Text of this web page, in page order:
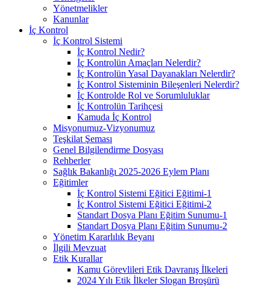
Yönetmelikler
Kanunlar
İç Kontrol
İç Kontrol Sistemi
İç Kontrol Nedir?
İç Kontrolün Amaçları Nelerdir?
İç Kontrolün Yasal Dayanakları Nelerdir?
İç Kontrol Sisteminin Bileşenleri Nelerdir?
İç Kontrolde Rol ve Sorumluluklar
İç Kontrolün Tarihçesi
Kamuda İç Kontrol
Misyonumuz-Vizyonumuz
Teşkilat Şeması
Genel Bilgilendirme Dosyası
Rehberler
Sağlık Bakanlığı 2025-2026 Eylem Planı
Eğitimler
İç Kontrol Sistemi Eğitici Eğitimi-1
İç Kontrol Sistemi Eğitici Eğitimi-2
Standart Dosya Planı Eğitim Sunumu-1
Standart Dosya Planı Eğitim Sunumu-2
Yönetim Kararlılık Beyanı
İlgili Mevzuat
Etik Kurallar
Kamu Görevlileri Etik Davranış İlkeleri
2024 Yılı Etik İlkeler Slogan Broşürü